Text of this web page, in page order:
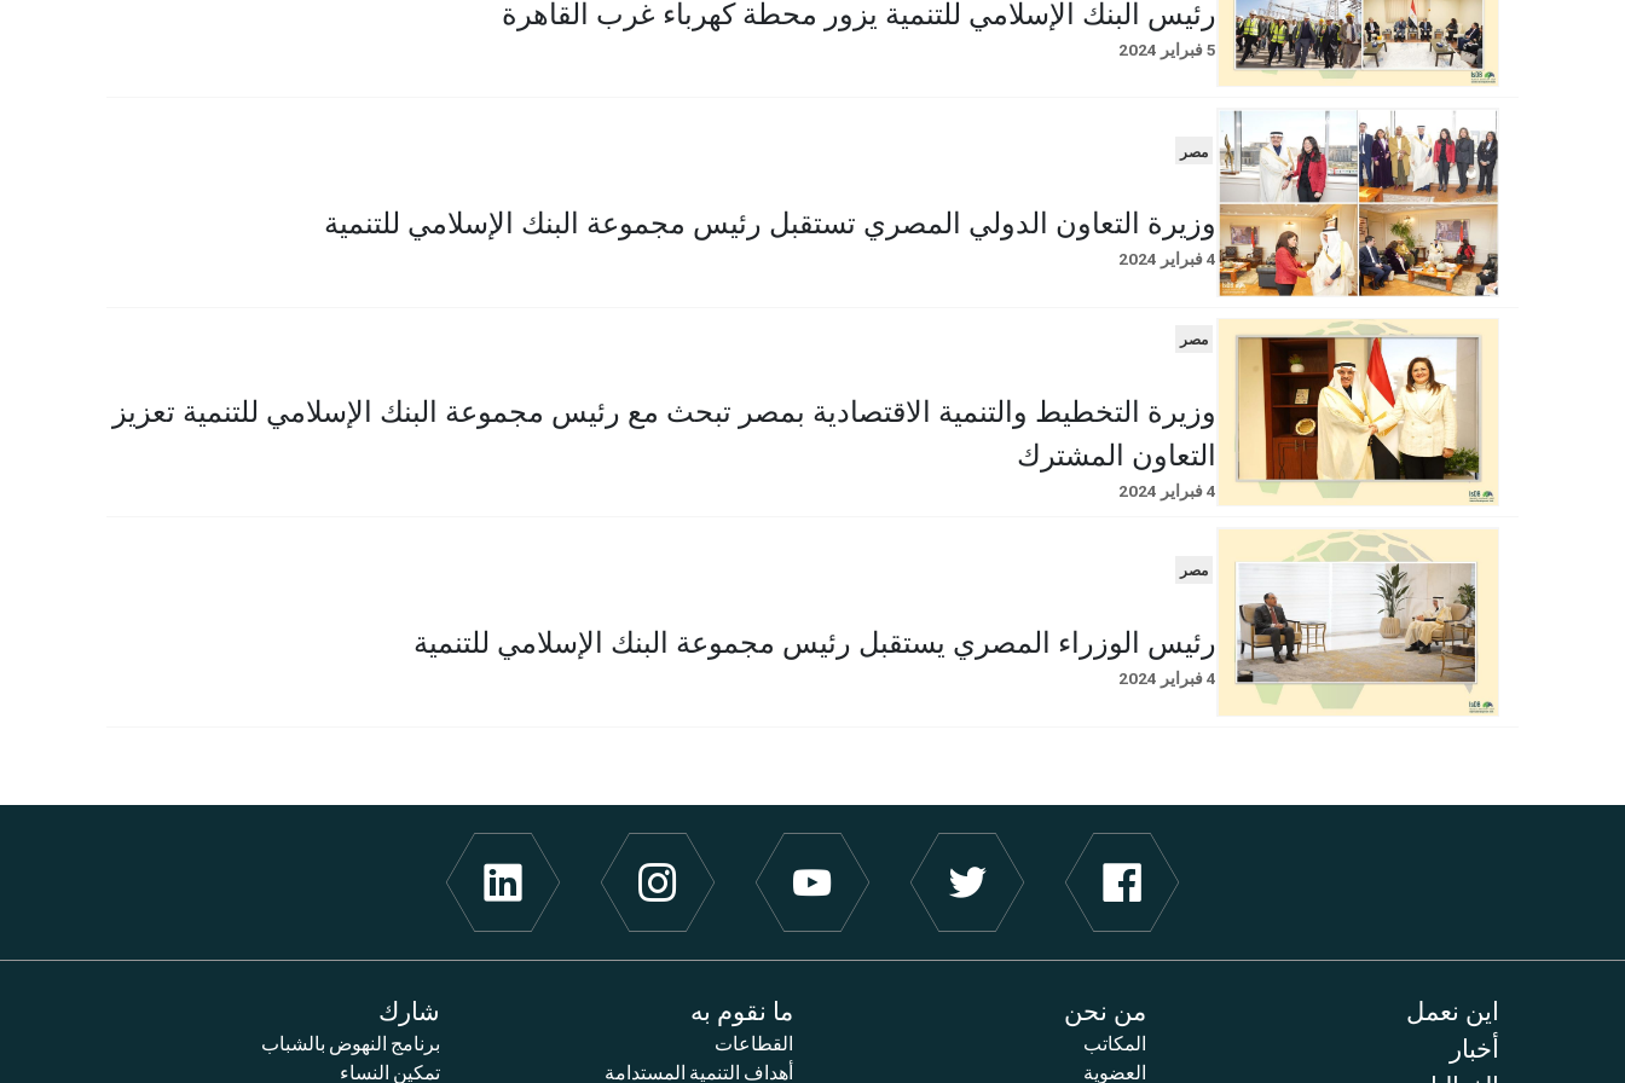
رئيس البنك الإسلامي للتنمية يزور محطة كهرباء غرب القاهرة
5 فبراير 2024
مصر
وزيرة التعاون الدولي المصري تستقبل رئيس مجموعة البنك الإسلامي للتنمية
4 فبراير 2024
مصر
وزيرة التخطيط والتنمية الاقتصادية بمصر تبحث مع رئيس مجموعة البنك الإسلامي للتنمية تعزيز
التعاون المشترك
4 فبراير 2024
مصر
رئيس الوزراء المصري يستقبل رئيس مجموعة البنك الإسلامي للتنمية
4 فبراير 2024
اين نعمل
أخبار
من نحن
المكاتب
العضوية
ما نقوم به
القطاعات
أهداف التنمية المستدامة
شارك
برنامج النهوض بالشباب
تمكين النساء